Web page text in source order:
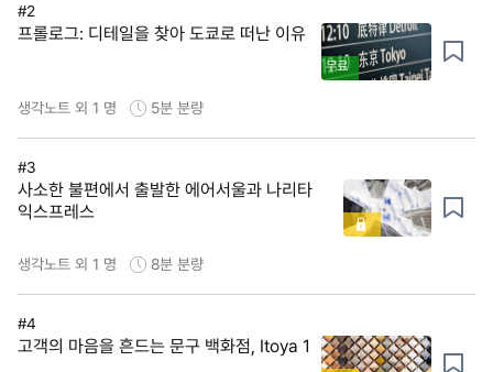
#2
프롤로그: 디테일을 찾아 도쿄로 떠난 이유
무료
생각노트 외 1 명 5분 분량
#3
사소한 불편에서 출발한 에어서울과 나리타
익스프레스
생각노트 외 1 명 8분 분량
#4
고객의 마음을 흔드는 문구 백화점, Itoya 1